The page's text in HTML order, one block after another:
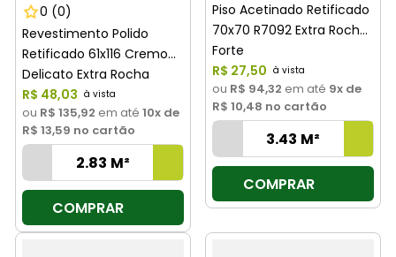
0 (0)
Revestimento Polido
Retificado 61x116 Cremo
Delicato Extra Rocha
Forte
R$ 48,03
ou R$ 135,92 em até 10x de
R$ 13,59 no cartão
COMPRAR
Piso Acetinado Retificado
70x70 R7092 Extra Rocha
Forte
R$ 27,50
ou R$ 94,32 em até 9x de
R$ 10,48 no cartão
COMPRAR